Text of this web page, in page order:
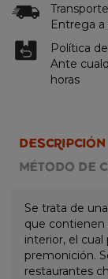
Entrega a
Política
Ante
horas
DESCRIPCIÓN
MÉTODO DE
Se trata de
que contienen
interior, el
premonición.
restaurantes